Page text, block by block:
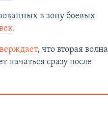
в зону боевых
.
, что вторая волна
сразу после